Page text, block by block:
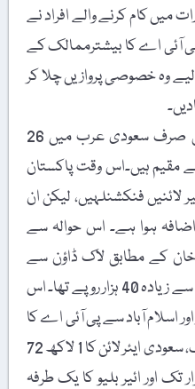
میں کام کرنے والے افراد نے
آئی اے کا بیشترممالک کے
وہ خصوصی پروازیں چلا کر
سرکاری اعداد وشمار کے مطابق صرف سعودی عرب میں 26
مقیم ہیں۔اس وقت پاکستان
فنکشنلہیں، لیکن ان
ہوا ہے۔ اس حوالہ سے
خان کے مطابق لاک ڈاؤن سے
پہلے سعودی عرب کا کرایہ زیادہ سے زیادہ 40 ہزار روپے تھا۔ اس
اسلام آباد سے پی آئی اے کا
یک طرفہ کرایہ 1 لاکھ 33 ہزار تک، سعودی ایئر لائن کا 1 لاکھ 72
ناس ائیر لائن کا1لاکھ 52ہزار تک اور ائیر بلیو کا یک طرفہ